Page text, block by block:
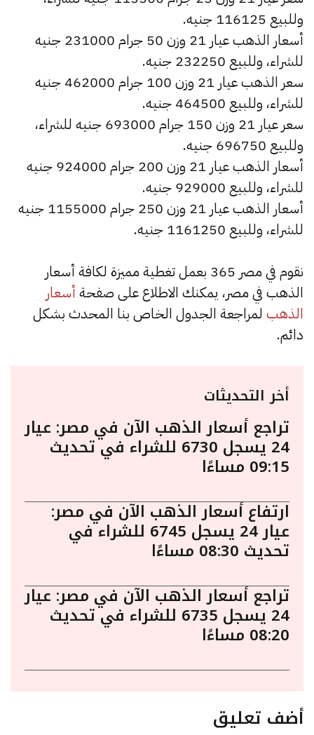
وللبيع 116125 جنيه.
أسعار الذهب عيار 21 وزن 50 جرام 231000 جنيه
للشراء، وللبيع 232250 جنيه.
سعر الذهب عيار 21 وزن 100 جرام 462000 جنيه
للشراء، وللبيع 464500 جنيه.
سعر عيار 21 وزن 150 جرام 693000 جنيه للشراء،
وللبيع 696750 جنيه.
أسعار الذهب عيار 21 وزن 200 جرام 924000 جنيه
للشراء، وللبيع 929000 جنيه.
أسعار الذهب عيار 21 وزن 250 جرام 1155000 جنيه
للشراء، وللبيع 1161250 جنيه.
نقوم في مصر 365 بعمل تغطية مميزة لكافة أسعار
الذهب في مصر، يمكنك الاطلاع على صفحة أسعار
الذهب لمراجعة الجدول الخاص بنا المحدث بشكل
دائم.
أخر التحديثات
تراجع أسعار الذهب الآن في مصر: عيار
24 يسجل 6730 للشراء في تحديث
09:15 مساءًا
ارتفاع أسعار الذهب الآن في مصر:
عيار 24 يسجل 6745 للشراء في
تحديث 08:30 مساءًا
تراجع أسعار الذهب الآن في مصر: عيار
24 يسجل 6735 للشراء في تحديث
08:20 مساءًا
أضف تعليق